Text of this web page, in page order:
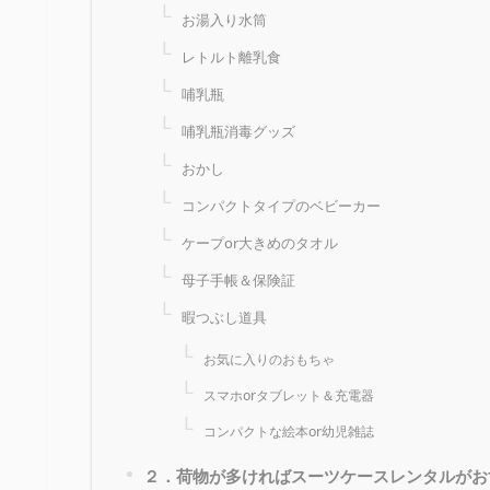
お湯入り水筒
レトルト離乳食
哺乳瓶
哺乳瓶消毒グッズ
おかし
コンパクトタイプのベビーカー
ケープor大きめのタオル
母子手帳＆保険証
暇つぶし道具
お気に入りのおもちゃ
スマホorタブレット＆充電器
コンパクトな絵本or幼児雑誌
２．荷物が多ければスーツケースレンタルが